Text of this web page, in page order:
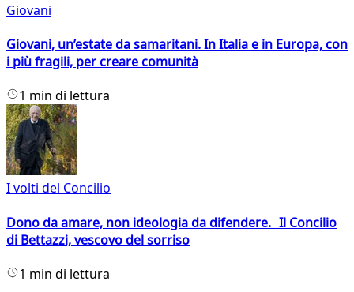
Giovani
Giovani, un’estate da samaritani. In Italia e in Europa, con
i più fragili, per creare comunità
1 min di lettura
I volti del Concilio
Dono da amare, non ideologia da difendere. Il Concilio
di Bettazzi, vescovo del sorriso
1 min di lettura